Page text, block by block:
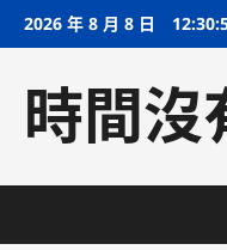
Skip2026 年 8 月 8 日
時間沒